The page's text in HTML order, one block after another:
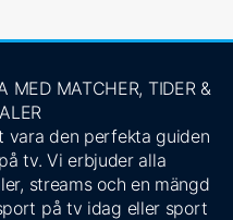
MED MATCHER, TIDER &
vara den perfekta guiden
tv. Vi erbjuder alla
streams och en mängd
på tv idag eller sport